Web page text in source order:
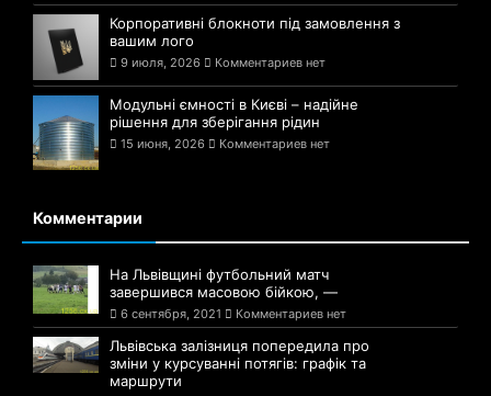
Корпоративні блокноти під замовлення з
вашим лого
9 июля, 2026 Комментариев нет
Модульні ємності в Києві – надійне
рішення для зберігання рідин
15 июня, 2026 Комментариев нет
Комментарии
На Львівщині футбольний матч
завершився масовою бійкою, —
6 сентября, 2021 Комментариев нет
Львівська залізниця попередила про
зміни у курсуванні потягів: графік та
маршрути